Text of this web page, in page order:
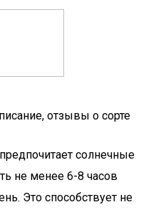
отзывы о сорте
солнечные
не менее 6-8 часов
Это способствует не